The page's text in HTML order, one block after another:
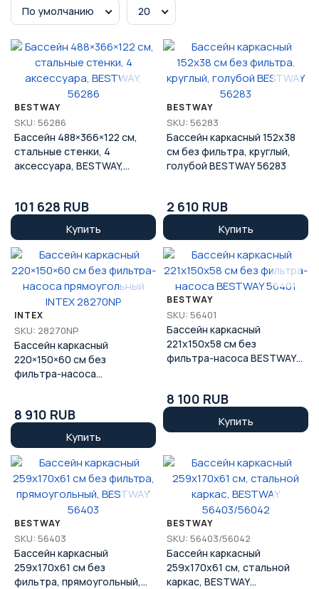
По умолчанию 20
BESTWAY
SKU: 56286
Бассейн 488×366×122 см,
стальные стенки, 4
аксессуара, BESTWAY,
101 628 RUB
Купить
BESTWAY
SKU: 56283
Бассейн каркасный 152x38
см без фильтра, круглый,
голубой BESTWAY 56283
2 610 RUB
Купить
INTEX
SKU: 28270NP
Бассейн каркасный
220×150×60 см без
фильтра-насоса
8 910 RUB
Купить
BESTWAY
SKU: 56401
Бассейн каркасный
221x150x58 см без
фильтра-насоса BESTWAY
8 100 RUB
Купить
BESTWAY
SKU: 56403
Бассейн каркасный
259x170x61 см без
фильтра, прямоугольный,
BESTWAY
SKU: 56403/56042
Бассейн каркасный
259х170х61 см, стальной
каркас, BESTWAY